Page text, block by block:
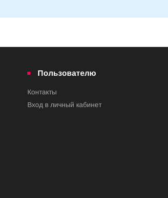
Пользователю
Контакты
Вход в личный кабинет